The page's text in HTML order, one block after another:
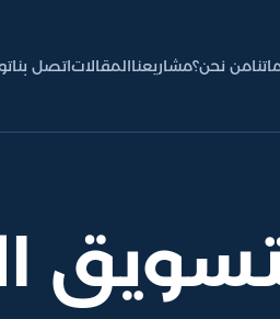
من نحن؟مشاريعناالمقالاتاتصل بنا